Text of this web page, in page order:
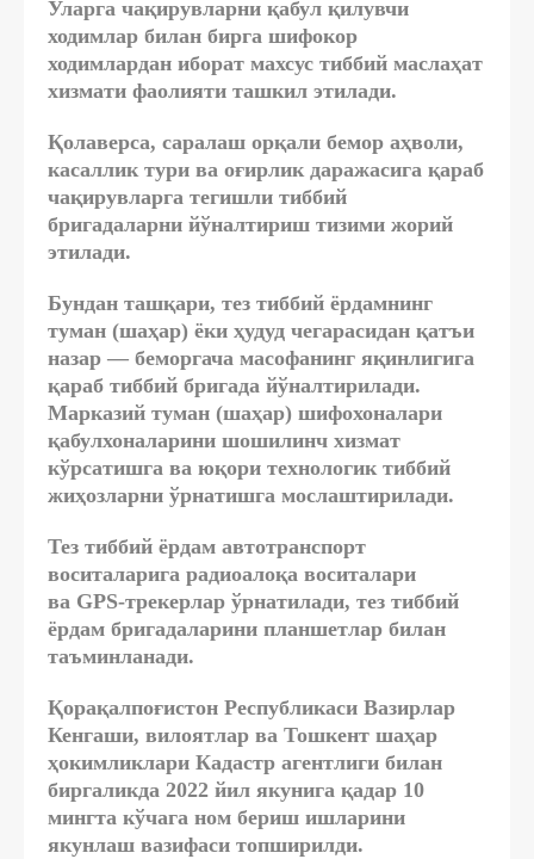
Уларга чақирувларни қабул қилувчи
ходимлар билан бирга шифокор
ходимлардан иборат махсус тиббий маслаҳат
хизмати фаолияти ташкил этилади.
Қолаверса, саралаш орқали бемор аҳволи,
касаллик тури ва оғирлик даражасига қараб
чақирувларга тегишли тиббий
бригадаларни йўналтириш тизими жорий
этилади.
Бундан ташқари, тез тиббий ёрдамнинг
туман (шаҳар) ёки ҳудуд чегарасидан қатъи
назар — беморгача масофанинг яқинлигига
қараб тиббий бригада йўналтирилади.
Марказий туман (шаҳар) шифохоналари
қабулхоналарини шошилинч хизмат
кўрсатишга ва юқори технологик тиббий
жиҳозларни ўрнатишга мослаштирилади.
Тез тиббий ёрдам автотранспорт
воситаларига радиоалоқа воситалари
ва GPS-трекерлар ўрнатилади, тез тиббий
ёрдам бригадаларини планшетлар билан
таъминланади.
Қорақалпоғистон Республикаси Вазирлар
Кенгаши, вилоятлар ва Тошкент шаҳар
ҳокимликлари Кадастр агентлиги билан
биргаликда 2022 йил якунига қадар 10
мингта кўчага ном бериш ишларини
якунлаш вазифаси топширилди.